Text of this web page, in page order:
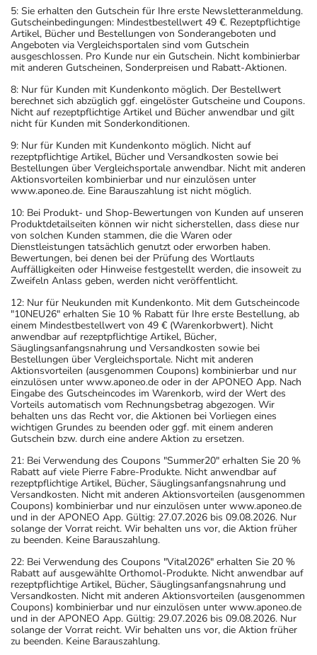
5: Sie erhalten den Gutschein für Ihre erste Newsletteranmeldung.
Gutscheinbedingungen: Mindestbestellwert 49 €. Rezeptpflichtige
Artikel, Bücher und Bestellungen von Sonderangeboten und
Angeboten via Vergleichsportalen sind vom Gutschein
ausgeschlossen. Pro Kunde nur ein Gutschein. Nicht kombinierbar
mit anderen Gutscheinen, Sonderpreisen und Rabatt-Aktionen.
8: Nur für Kunden mit Kundenkonto möglich. Der Bestellwert
berechnet sich abzüglich ggf. eingelöster Gutscheine und Coupons.
Nicht auf rezeptpflichtige Artikel und Bücher anwendbar und gilt
nicht für Kunden mit Sonderkonditionen.
9: Nur für Kunden mit Kundenkonto möglich. Nicht auf
rezeptpflichtige Artikel, Bücher und Versandkosten sowie bei
Bestellungen über Vergleichsportale anwendbar. Nicht mit anderen
Aktionsvorteilen kombinierbar und nur einzulösen unter
www.aponeo.de. Eine Barauszahlung ist nicht möglich.
10: Bei Produkt- und Shop-Bewertungen von Kunden auf unseren
Produktdetailseiten können wir nicht sicherstellen, dass diese nur
von solchen Kunden stammen, die die Waren oder
Dienstleistungen tatsächlich genutzt oder erworben haben.
Bewertungen, bei denen bei der Prüfung des Wortlauts
Auffälligkeiten oder Hinweise festgestellt werden, die insoweit zu
Zweifeln Anlass geben, werden nicht veröffentlicht.
12: Nur für Neukunden mit Kundenkonto. Mit dem Gutscheincode
"10NEU26" erhalten Sie 10 % Rabatt für Ihre erste Bestellung, ab
einem Mindestbestellwert von 49 € (Warenkorbwert). Nicht
anwendbar auf rezeptpflichtige Artikel, Bücher,
Säuglingsanfangsnahrung und Versandkosten sowie bei
Bestellungen über Vergleichsportale. Nicht mit anderen
Aktionsvorteilen (ausgenommen Coupons) kombinierbar und nur
einzulösen unter www.aponeo.de oder in der APONEO App. Nach
Eingabe des Gutscheincodes im Warenkorb, wird der Wert des
Vorteils automatisch vom Rechnungsbetrag abgezogen. Wir
behalten uns das Recht vor, die Aktionen bei Vorliegen eines
wichtigen Grundes zu beenden oder ggf. mit einem anderen
Gutschein bzw. durch eine andere Aktion zu ersetzen.
21: Bei Verwendung des Coupons "Summer20" erhalten Sie 20 %
Rabatt auf viele Pierre Fabre-Produkte. Nicht anwendbar auf
rezeptpflichtige Artikel, Bücher, Säuglingsanfangsnahrung und
Versandkosten. Nicht mit anderen Aktionsvorteilen (ausgenommen
Coupons) kombinierbar und nur einzulösen unter www.aponeo.de
und in der APONEO App. Gültig: 27.07.2026 bis 09.08.2026. Nur
solange der Vorrat reicht. Wir behalten uns vor, die Aktion früher
zu beenden. Keine Barauszahlung.
22: Bei Verwendung des Coupons "Vital2026" erhalten Sie 20 %
Rabatt auf ausgewählte Orthomol-Produkte. Nicht anwendbar auf
rezeptpflichtige Artikel, Bücher, Säuglingsanfangsnahrung und
Versandkosten. Nicht mit anderen Aktionsvorteilen (ausgenommen
Coupons) kombinierbar und nur einzulösen unter www.aponeo.de
und in der APONEO App. Gültig: 29.07.2026 bis 09.08.2026. Nur
solange der Vorrat reicht. Wir behalten uns vor, die Aktion früher
zu beenden. Keine Barauszahlung.